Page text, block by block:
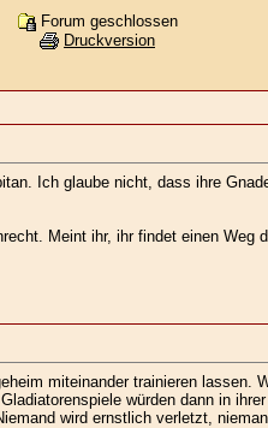
Forum geschlossen
Druckversion
Ich glaube nicht, dass ihre
Meint ihr, ihr findet einen Weg
miteinander trainieren lassen.
würden dann in
wird ernstlich verletzt,